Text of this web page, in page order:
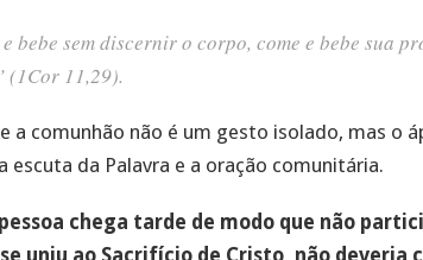
e bebe sem discernir o corpo, come e bebe sua
(1Cor 11,29).
a comunhão não é um gesto isolado, mas o
escuta da Palavra e a oração comunitária.
chega tarde de modo que não
uniu ao Sacrifício de Cristo, não deveria